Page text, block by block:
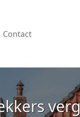
Contact